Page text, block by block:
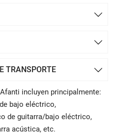


TRANSPORTE 
Afanti incluyen principalmente:
bajo eléctrico,
de guitarra/bajo eléctrico,
acústica, etc.